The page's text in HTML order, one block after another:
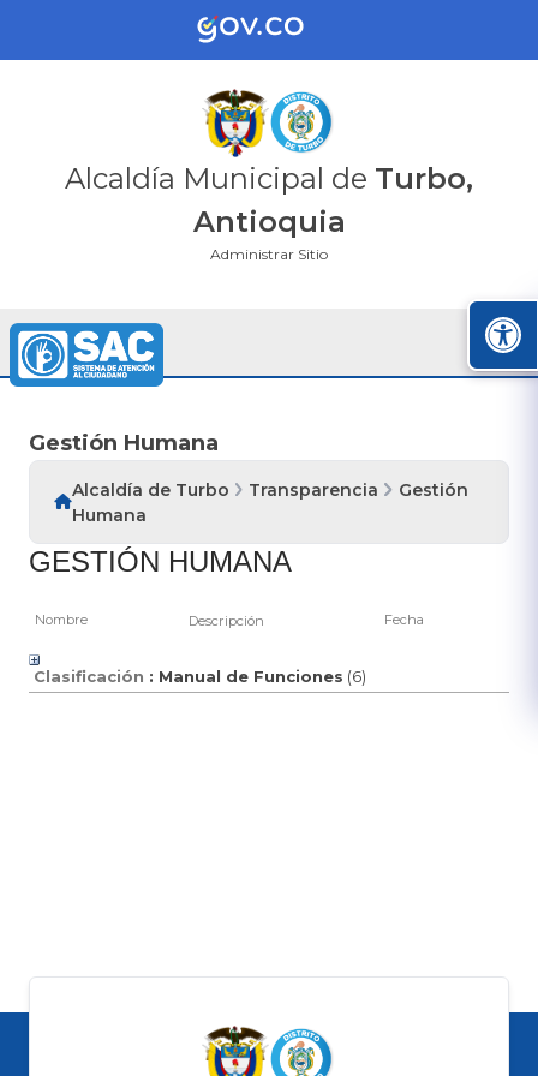
Alcaldía Municipal de Turbo,
Antioquia
Administrar Sitio
Gestión Humana
Alcaldía de Turbo Transparencia
Gestión
Humana
GESTIÓN HUMANA
Nombre Descripción Fecha
Clasificación : Manual de Funciones ‎(6)